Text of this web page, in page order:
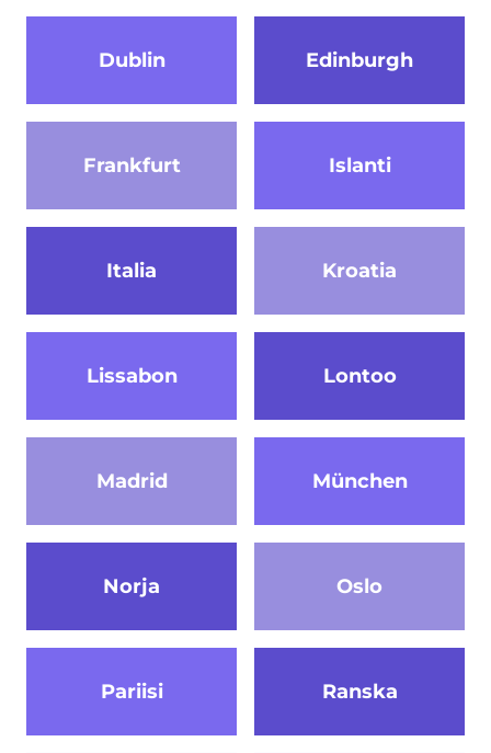
Dublin Edinburgh
Frankfurt Islanti
Italia Kroatia
Lissabon Lontoo
Madrid München
Norja Oslo
Pariisi Ranska